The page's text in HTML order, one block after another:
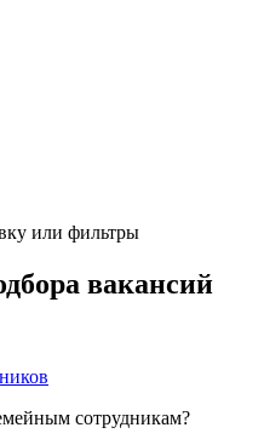
или фильтры
вакансий
сотрудникам?